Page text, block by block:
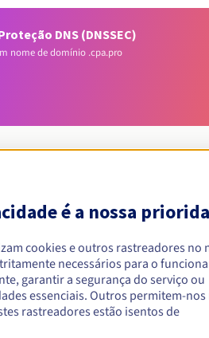
DNS (DNSSEC)
nome de domínio .cpa.pro
de elegibilidade
geográfica.
e notificações
é a nossa
cookies e outros rastreadores no
necessários para o
garantir a segurança do serviço ou
essenciais. Outros permitem-
rastreadores estão isentos de